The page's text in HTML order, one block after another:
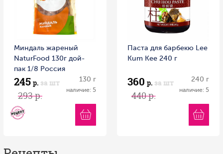
Миндаль жареный
NaturFood 130г дой-
пак 1/8 Россия
245 р. за шт
293 р.
130 г
наличие: 5
Паста для барбекю Lee
Kum Kee 240 г
360 р. за шт
440 р.
240 г
наличие: 5